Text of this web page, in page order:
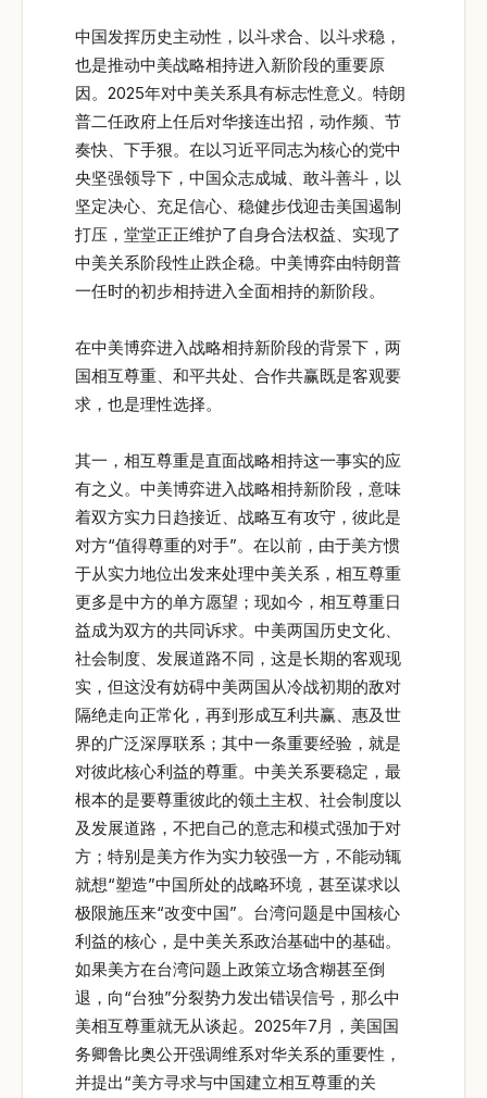
中国发挥历史主动性，以斗求合、以斗求稳，
也是推动中美战略相持进入新阶段的重要原
因。2025年对中美关系具有标志性意义。特朗
普二任政府上任后对华接连出招，动作频、节
奏快、下手狠。在以习近平同志为核心的党中
央坚强领导下，中国众志成城、敢斗善斗，以
坚定决心、充足信心、稳健步伐迎击美国遏制
打压，堂堂正正维护了自身合法权益、实现了
中美关系阶段性止跌企稳。中美博弈由特朗普
一任时的初步相持进入全面相持的新阶段。
在中美博弈进入战略相持新阶段的背景下，两
国相互尊重、和平共处、合作共赢既是客观要
求，也是理性选择。
其一，相互尊重是直面战略相持这一事实的应
有之义。中美博弈进入战略相持新阶段，意味
着双方实力日趋接近、战略互有攻守，彼此是
对方“值得尊重的对手”。在以前，由于美方惯
于从实力地位出发来处理中美关系，相互尊重
更多是中方的单方愿望；现如今，相互尊重日
益成为双方的共同诉求。中美两国历史文化、
社会制度、发展道路不同，这是长期的客观现
实，但这没有妨碍中美两国从冷战初期的敌对
隔绝走向正常化，再到形成互利共赢、惠及世
界的广泛深厚联系；其中一条重要经验，就是
对彼此核心利益的尊重。中美关系要稳定，最
根本的是要尊重彼此的领土主权、社会制度以
及发展道路，不把自己的意志和模式强加于对
方；特别是美方作为实力较强一方，不能动辄
就想“塑造”中国所处的战略环境，甚至谋求以
极限施压来“改变中国”。台湾问题是中国核心
利益的核心，是中美关系政治基础中的基础。
如果美方在台湾问题上政策立场含糊甚至倒
退，向“台独”分裂势力发出错误信号，那么中
美相互尊重就无从谈起。2025年7月，美国国
务卿鲁比奥公开强调维系对华关系的重要性，
并提出“美方寻求与中国建立相互尊重的关